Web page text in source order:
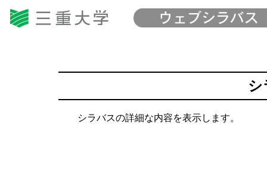
シ
シラバスの詳細な内容を表示します。